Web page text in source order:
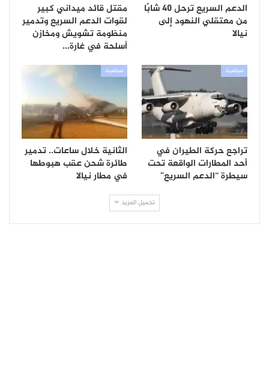
الدعم السريع ترحل 40 شابًا
من معتقلي النهود إلى
نيالا
مقتل قائد ميداني كبير
لقوات الدعم السريع وتدمير
منظومة تشويش ومخازن
أسلحة في غارة…
سياسية
تراجع حركة الطيران في
أحد المطارات الواقعة تحت
سيطرة “الدعم السريع”
سياسية
الثانية خلال ساعات.. تدمير
طائرة شحن عقب هبوطها
في مطار نيالا
تحميل المزيد